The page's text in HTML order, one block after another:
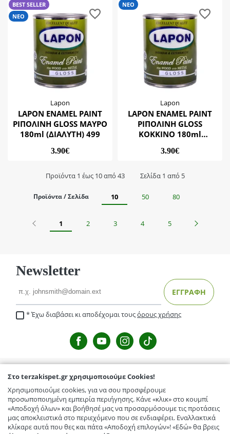
BEST SELLER
ΝΕΟ
Lapon
LAPON ENAMEL PAINT
ΡΙΠΟΛΙΝΗ GLOSS ΜΑΥΡΟ
180ml (ΔΙΑΛΥΤΗ) 499
3.90€
ΝΕΟ
Lapon
LAPON ENAMEL PAINT
ΡΙΠΟΛΙΝΗ GLOSS
ΚΟΚΚΙΝΟ 180ml
3.90€
Προϊόντα 1 έως 10 από 43 Σελίδα 1 από 5
Προϊόντα / Σελίδα 10 50 80
Προηγούμενο
1 2 3 4 5 Επόμενο
Newsletter
ΕΓΓΡΑΦΗ
Έχω διαβάσει κι αποδέχομαι τουςόρους χρήσης
TERZAKISPET.GR
Μενέλαου Παρλαμά 32,Γιόφυρος
Κόμβος Γαζίου-Κρουσώνα, Γάζι
ΕΞΥΠΗΡΕΤΗΣΗ ΠΕΛΑΤΩΝ
Τρόποι Αποστολής / Μεταφορικά
TERZAKISPET.GR
Στο terzakispet.gr χρησιμοποιούμε Cookies!
Χρησιμοποιούμε cookies, για να σου προσφέρουμε
προσωποποιημένη εμπειρία περιήγησης. Κάνε «κλικ» στο κουμπί
«Αποδοχή όλων» και βοήθησέ μας να προσαρμόσουμε τις προτάσεις
μας αποκλειστικά στο περιεχόμενο που σε ενδιαφέρει. Εναλλακτικά
κλίκαρε αυτά που θες και πάτα «Αποδοχή επιλογών»! «Εδώ» θα βρεις